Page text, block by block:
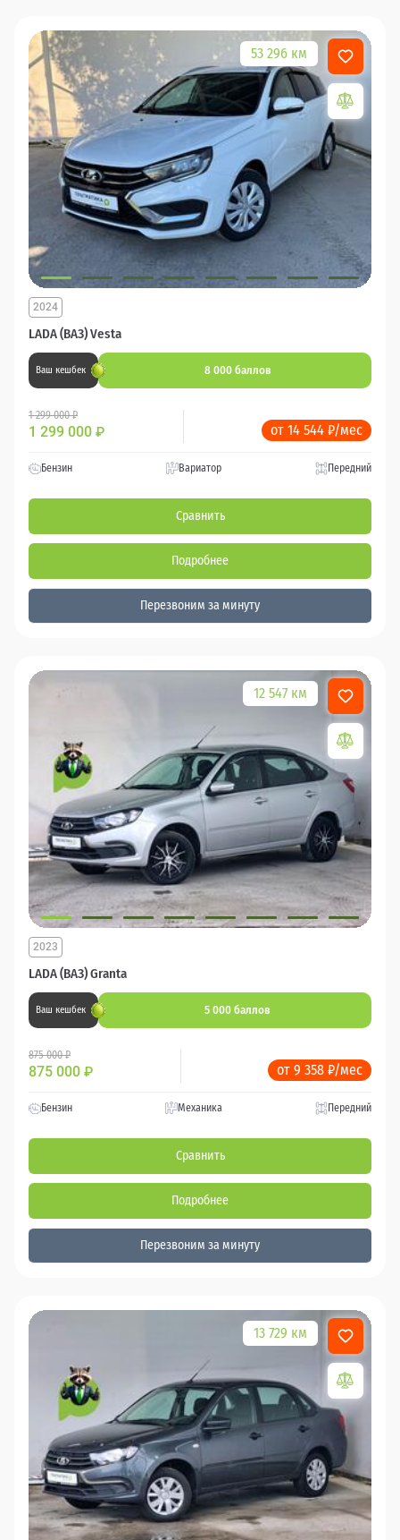
53 296 км
LADA (ВАЗ) Vesta
2024
Ваш кешбек 8 000 баллов
1 299 000 ₽
1 299 000 ₽ от 14 544 ₽/мес
Бензин Вариатор Передний
Сравнить
Подробнее
Перезвоним за минуту
12 547 км
LADA (ВАЗ) Granta
2023
Ваш кешбек 5 000 баллов
875 000 ₽
875 000 ₽ от 9 358 ₽/мес
Бензин Механика Передний
Сравнить
Подробнее
Перезвоним за минуту
13 729 км